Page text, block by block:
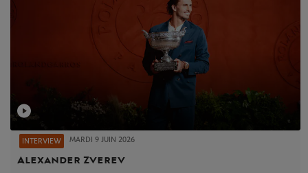
INTERVIEW MARDI 9 JUIN 2026
Alexander Zverev